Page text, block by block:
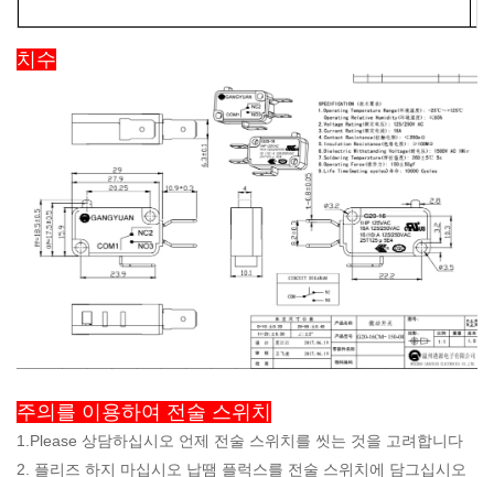
치수
주의를 이용하여 전술 스위치
1.Please 상담하십시오 언제 전술 스위치를 씻는 것을 고려합니다
2. 플리즈 하지 마십시오 납땜 플럭스를 전술 스위치에 담그십시오